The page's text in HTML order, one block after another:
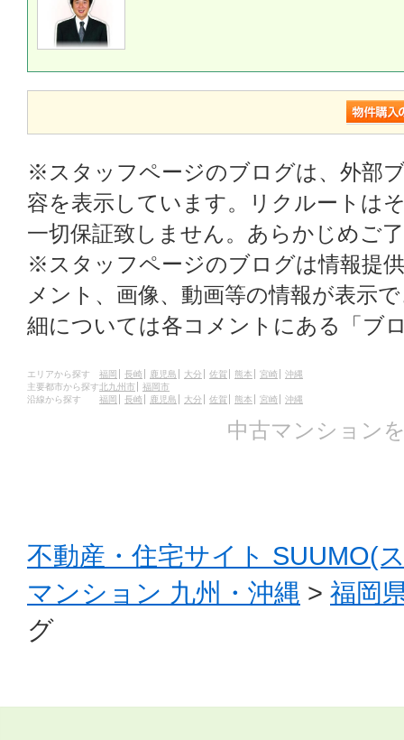
※スタッフページのブログは、外部
容を表示しています。リクルートは
一切保証致しません。あらかじめご
※スタッフページのブログは情報提
メント、画像、動画等の情報が表示
細については各コメントにある「ブ
エリアから探す 福岡 長崎 鹿児島 大分 佐賀 熊本 宮崎
沖縄
主要都市から探す北九州市
福岡市
沿線から探す
福岡 長崎 鹿児島 大分 佐賀 熊本 宮崎 沖縄
中古マンション
不動産・住宅サイト SUUMO(
マンション 九州・沖縄 > 福岡
グ